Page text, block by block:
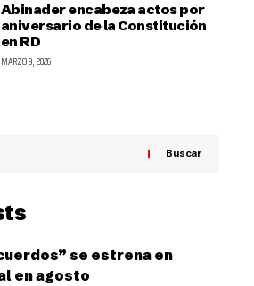
Abinader encabeza actos por
aniversario de la Constitución
en RD
MARZO 9, 2026
Buscar
se estrena en
en agosto